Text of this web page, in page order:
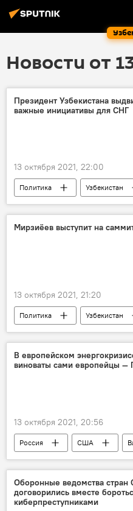
Новости от
Президент Узбекистана
важные инициативы для СНГ
13 октября 2021, 22:00
Политика
Узбекистан
Шавкат Мирзиёев
Абдулазиз Камилов
Мирзиёев выступит на
13 октября 2021, 21:20
Политика
Узбекистан
Шавкат Мирзиёев
ЕАЭС
В европейском
виноваты сами европейцы —
13 октября 2021, 20:56
Россия США
Европа
Украина
газоснабжение
Оборонные ведомства стран
договорились вместе
киберпреступниками